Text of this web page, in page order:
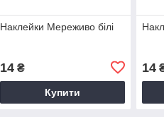
Наклейки Мереживо білі
14₴
Купити
14